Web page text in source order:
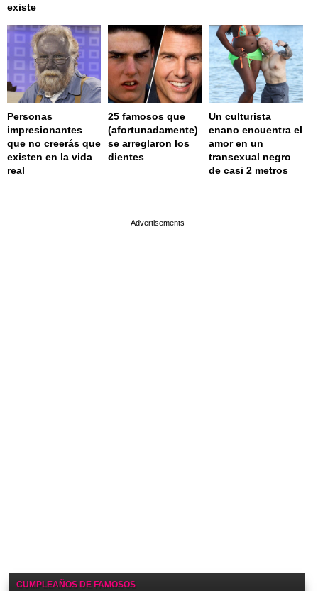
existe
Personas
impresionantes
que no creerás que
existen en la vida
real
25 famosos que
(afortunadamente)
se arreglaron los
dientes
Un culturista
enano encuentra el
amor en un
transexual negro
de casi 2 metros
CUMPLEAÑOS DE FAMOSOS